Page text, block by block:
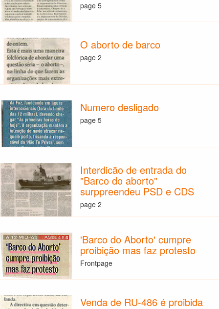
page 5
O aborto de barco
page 2
Numero desligado
page 5
Interdicão de entrada do
"Barco do aborto"
surppreendeu PSD e CDS
page 2
'Barco do Aborto' cumpre
proibição mas faz protesto
Frontpage
Venda de RU-486 é proibida